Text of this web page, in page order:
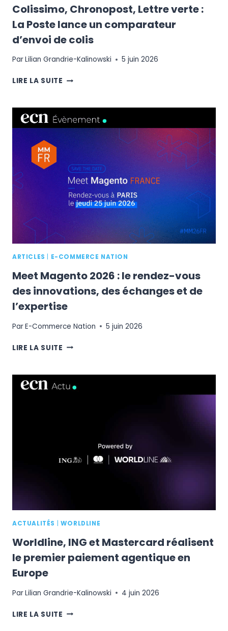
Colissimo, Chronopost, Lettre verte :
La Poste lance un comparateur
d’envoi de colis
ParLilian Grandrie-Kalinowski 5 juin 2026
LIRE LA SUITE COLISSIMO,
VERTE
:
UN
COMPARATEUR
D’ENVOI
DE
COLIS
ARTICLES E-COMMERCE NATION
Meet Magento 2026 : le rendez-vous
des innovations, des échanges et de
l’expertise
ParE-Commerce Nation 5 juin 2026
LIRE LA SUITE MEET
:
LE
ET
ACTUALITÉS WORLDLINE
Worldline, ING et Mastercard réalisent
le premier paiement agentique en
Europe
ParLilian Grandrie-Kalinowski 4 juin 2026
LIRE LA SUITE WORLDLINE,